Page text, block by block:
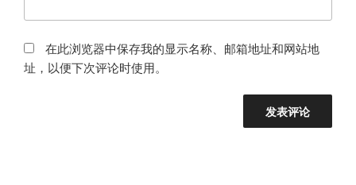
在此浏览器中保存我的显示名称、邮箱地址和网站地
址，以便下次评论时使用。